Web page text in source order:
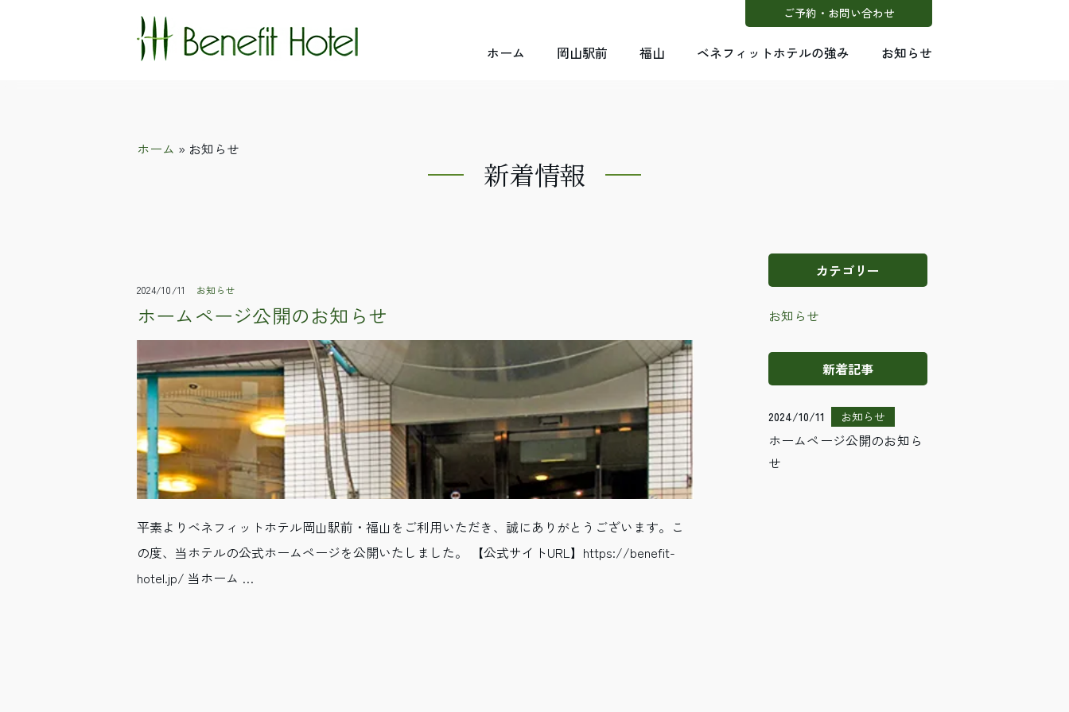
ホーム 岡山駅前 福山 ベネフィットホテルの強み お知らせ
ご予約・お問い合わせ
ホーム » お知らせ
新着情報
2024/10/11 お知らせ
ホームページ公開のお知らせ
平素よりベネフィットホテル岡山駅前・福山をご利用いただき、誠にありがとうございます。こ
の度、当ホテルの公式ホームページを公開いたしました。 【公式サイトURL】https://benefit-
hotel.jp/ 当ホーム …
カテゴリー
お知らせ
新着記事
2024/10/11 お知らせ
ホームページ公開のお知ら
せ